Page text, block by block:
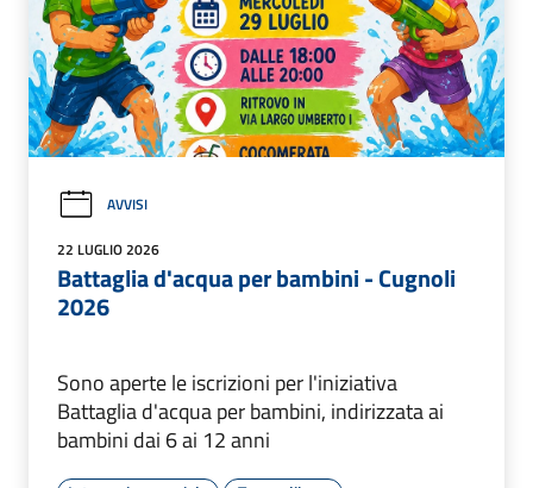
AVVISI
22 LUGLIO 2026
Battaglia d'acqua per bambini - Cugnoli
2026
Sono aperte le iscrizioni per l'iniziativa
Battaglia d'acqua per bambini, indirizzata ai
bambini dai 6 ai 12 anni